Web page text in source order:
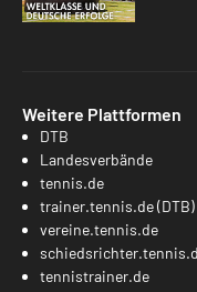
Weitere Plattformen
DTB
Landesverbände
tennis.de
trainer.tennis.de (DTB)
vereine.tennis.de
tennistrainer.de